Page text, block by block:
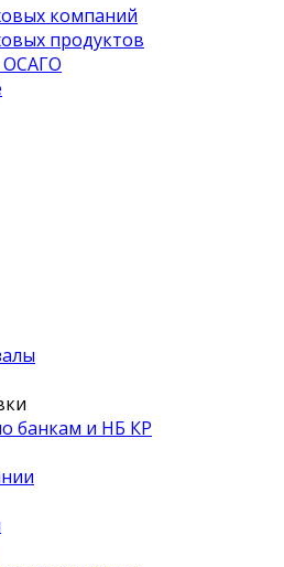
компаний
продуктов
ОСАГО
банкам и НБ КР